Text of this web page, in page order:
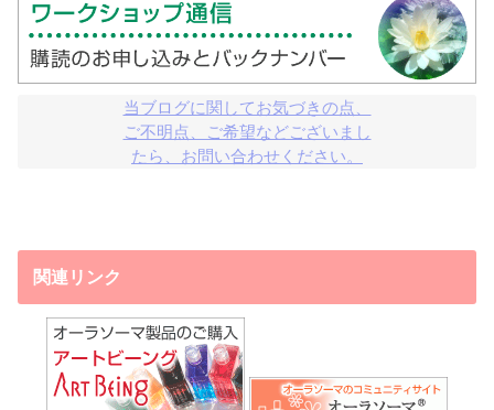
当ブログに関してお気づきの点、
ご不明点、ご希望などございまし
たら、お問い合わせください。
関連リンク